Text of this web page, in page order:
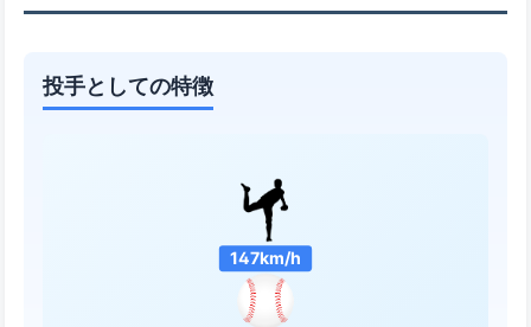
投手としての特徴
147km/h